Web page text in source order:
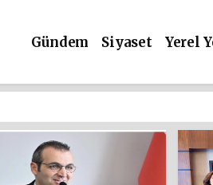
Gündem Siyaset Yerel